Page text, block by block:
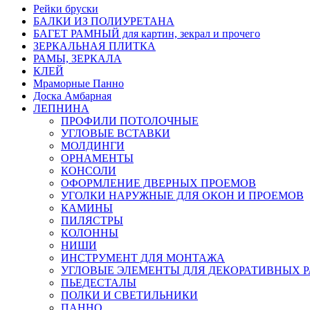
Рейки бруски
БАЛКИ ИЗ ПОЛИУРЕТАНА
БАГЕТ РАМНЫЙ для картин, зекрал и прочего
ЗЕРКАЛЬНАЯ ПЛИТКА
РАМЫ, ЗЕРКАЛА
КЛЕЙ
Мраморные Панно
Доска Амбарная
ЛЕПНИНА
ПРОФИЛИ ПОТОЛОЧНЫЕ
УГЛОВЫЕ ВСТАВКИ
МОЛДИНГИ
ОРНАМЕНТЫ
КОНСОЛИ
ОФОРМЛЕНИЕ ДВЕРНЫХ ПРОЕМОВ
УГОЛКИ НАРУЖНЫЕ ДЛЯ ОКОН И ПРОЕМОВ
КАМИНЫ
ПИЛЯСТРЫ
КОЛОННЫ
НИШИ
ИНСТРУМЕНТ ДЛЯ МОНТАЖА
УГЛОВЫЕ ЭЛЕМЕНТЫ ДЛЯ ДЕКОРАТИВНЫХ
ПЬЕДЕСТАЛЫ
ПОЛКИ И СВЕТИЛЬНИКИ
ПАННО